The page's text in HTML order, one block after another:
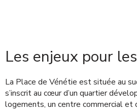
Les enjeux pour
La Place de Vénétie est située au
s’inscrit au cœur d’un quartier
logements, un centre commercial et